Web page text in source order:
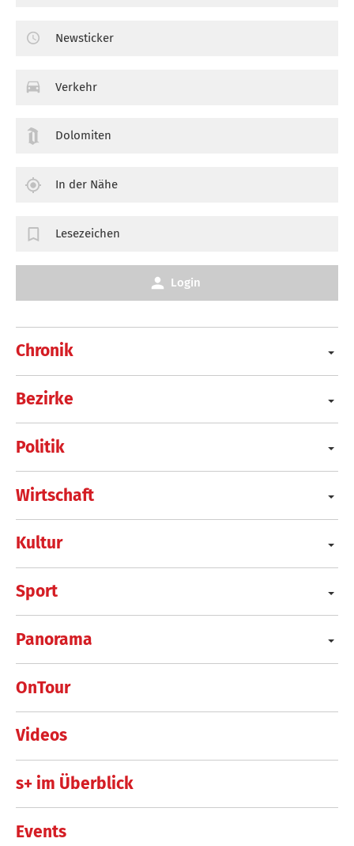
Chronik
Bezirke
Politik
Wirtschaft
Kultur
Sport
Panorama
OnTour
Videos
s+ im Überblick
Events
Newsticker
Verkehr
Dolomiten
In der Nähe
Lesezeichen
Login